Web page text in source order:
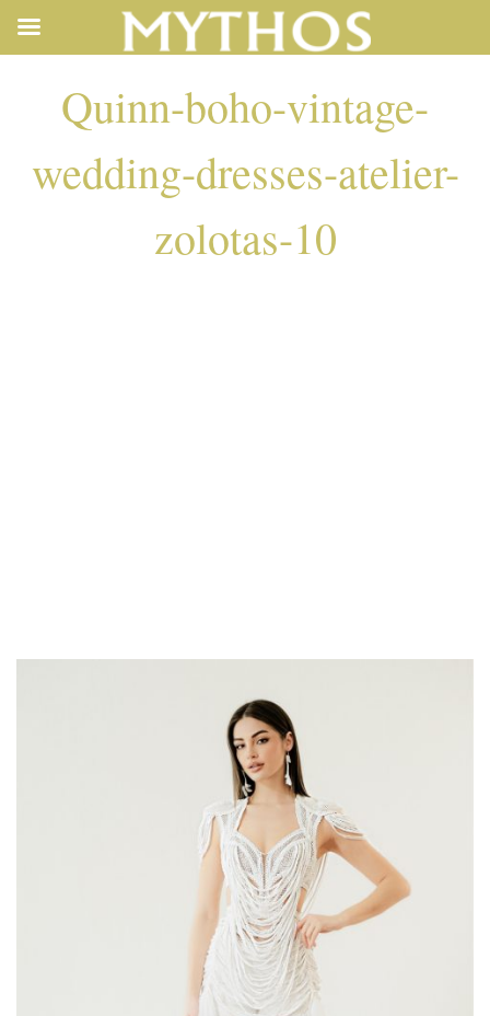
Quinn-boho-vintage-
wedding-dresses-atelier-
zolotas-10